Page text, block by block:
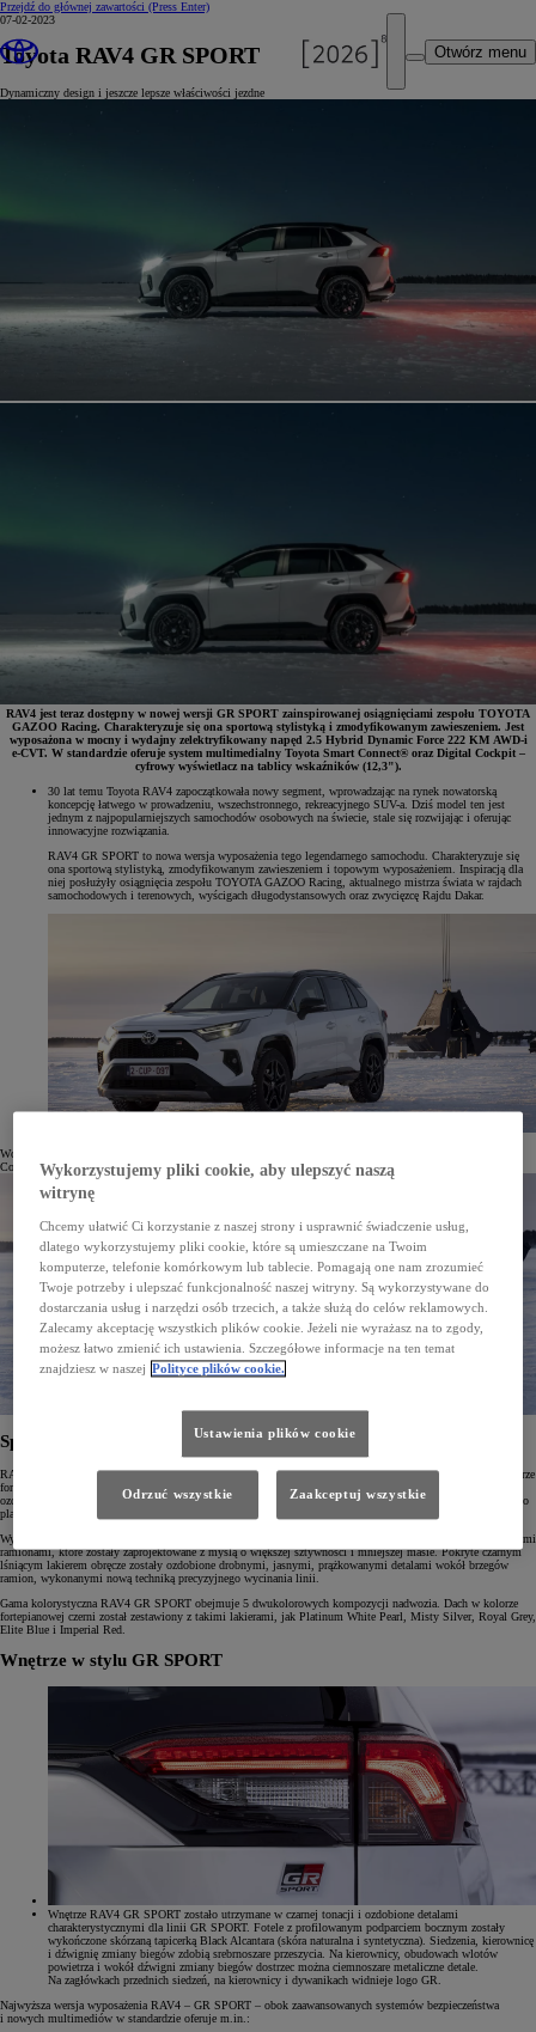
Przejdź do głównej zawartości (Press Enter)
Otwórz menu
07-02-2023
Toyota RAV4 GR SPORT
Dynamiczny design i jeszcze lepsze właściwości jezdne
RAV4 jest teraz dostępny w nowej wersji GR SPORT zainspirowanej osiągnięciami zespołu TOYOTA
GAZOO Racing. Charakteryzuje się ona sportową stylistyką i zmodyfikowanym zawieszeniem. Jest
wyposażona w mocny i wydajny zelektryfikowany napęd 2.5 Hybrid Dynamic Force 222 KM AWD-i
e‑CVT. W standardzie oferuje system multimedialny Toyota Smart Connect® oraz Digital Cockpit –
cyfrowy wyświetlacz na tablicy wskaźników (12,3").
30 lat temu Toyota RAV4 zapoczątkowała nowy segment, wprowadzając na rynek nowatorską
koncepcję łatwego w prowadzeniu, wszechstronnego, rekreacyjnego SUV-a. Dziś model ten jest
jednym z najpopularniejszych samochodów osobowych na świecie, stale się rozwijając i oferując
innowacyjne rozwiązania.
RAV4 GR SPORT to nowa wersja wyposażenia tego legendarnego samochodu. Charakteryzuje się
ona sportową stylistyką, zmodyfikowanym zawieszeniem i topowym wyposażeniem. Inspiracją dla
niej posłużyły osiągnięcia zespołu TOYOTA GAZOO Racing, aktualnego mistrza świata w rajdach
samochodowych i terenowych, wyścigach długodystansowych oraz zwycięzcę Rajdu Dakar.
Wcześniej wersja GR SPORT została wprowadzona do takich modeli, jak Yaris, Yaris Cross, Toyota C-HR,
Corolla i Hilux.
Sportowa stylistyka
RAV4 GR SPORT zachwyca sportowym wyglądem podkreślonym zderzakami, nadkolami i progami w kolorze
fortepianowej czerni, a także lakierowanym przednim grillem GR SPORT. Dolne części zderzaków zostały
ozdobione ciemnoszarym, metalicznym wykończeniem. Na przednim grillu i drzwiach bagażnika umieszczono
plakietki z logo GR.
Wyjątkowy charakter wersji GR SPORT podkreślają 19" felgi aluminiowe GR SPORT z pięcioma podwójnymi
ramionami, które zostały zaprojektowane z myślą o większej sztywności i mniejszej masie. Pokryte czarnym
lśniącym lakierem obręcze zostały ozdobione drobnymi, jasnymi, prążkowanymi detalami wokół brzegów
ramion, wykonanymi nową techniką precyzyjnego wycinania linii.
Gama kolorystyczna RAV4 GR SPORT obejmuje 5 dwukolorowych kompozycji nadwozia. Dach w kolorze
fortepianowej czerni został zestawiony z takimi lakierami, jak Platinum White Pearl, Misty Silver, Royal Grey,
Elite Blue i Imperial Red.
Wnętrze w stylu GR SPORT
Wnętrze RAV4 GR SPORT zostało utrzymane w czarnej tonacji i ozdobione detalami
charakterystycznymi dla linii GR SPORT. Fotele z profilowanym podparciem bocznym zostały
wykończone skórzaną tapicerką Black Alcantara (skóra naturalna i syntetyczna). Siedzenia, kierownicę
i dźwignię zmiany biegów zdobią srebrnoszare przeszycia. Na kierownicy, obudowach wlotów
powietrza i wokół dźwigni zmiany biegów dostrzec można ciemnoszare metaliczne detale.
Na zagłówkach przednich siedzeń, na kierownicy i dywanikach widnieje logo GR.
Najwyższa wersja wyposażenia RAV4 – GR SPORT – obok zaawansowanych systemów bezpieczeństwa
i nowych multimediów w standardzie oferuje m.in.:
Wykorzystujemy pliki cookie, aby ulepszyć naszą
witrynę
Chcemy ułatwić Ci korzystanie z naszej strony i usprawnić świadczenie usług,
dlatego wykorzystujemy pliki cookie, które są umieszczane na Twoim
komputerze, telefonie komórkowym lub tablecie. Pomagają one nam zrozumieć
Twoje potrzeby i ulepszać funkcjonalność naszej witryny. Są wykorzystywane do
dostarczania usług i narzędzi osób trzecich, a także służą do celów reklamowych.
Zalecamy akceptację wszystkich plików cookie. Jeżeli nie wyrażasz na to zgody,
możesz łatwo zmienić ich ustawienia. Szczegółowe informacje na ten temat
znajdziesz w naszej Polityce plików cookie.
Ustawienia plików cookie
Odrzuć wszystkie Zaakceptuj wszystkie